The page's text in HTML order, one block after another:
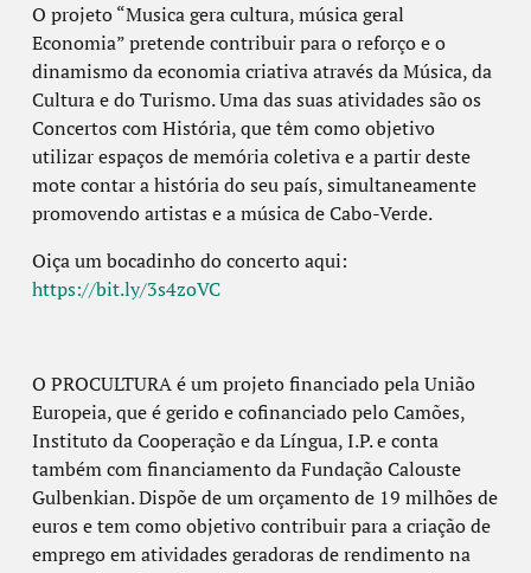
O projeto “Musica gera cultura, música geral
Economia” pretende contribuir para o reforço e o
dinamismo da economia criativa através da Música, da
Cultura e do Turismo. Uma das suas atividades são os
Concertos com História, que têm como objetivo
utilizar espaços de memória coletiva e a partir deste
mote contar a história do seu país, simultaneamente
promovendo artistas e a música de Cabo-Verde.
Oiça um bocadinho do concerto aqui:
https://bit.ly/3s4zoVC
O PROCULTURA é um projeto financiado pela União
Europeia, que é gerido e cofinanciado pelo Camões,
Instituto da Cooperação e da Língua, I.P. e conta
também com financiamento da Fundação Calouste
Gulbenkian. Dispõe de um orçamento de 19 milhões de
euros e tem como objetivo contribuir para a criação de
emprego em atividades geradoras de rendimento na